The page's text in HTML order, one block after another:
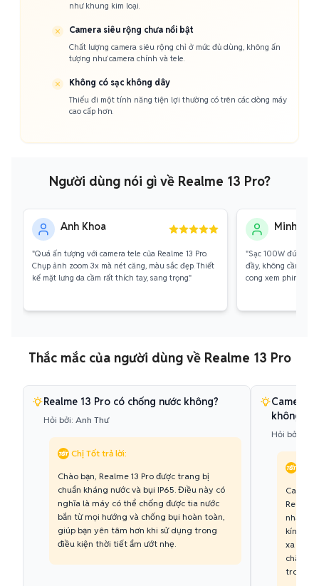
như khung kim loại.
Camera siêu rộng chưa nổi bật
Chất lượng camera siêu rộng chỉ ở mức đủ dùng, không ấn
tượng như camera chính và tele.
Không có sạc không dây
Thiếu đi một tính năng tiện lợi thường có trên các dòng máy
cao cấp hơn.
Người dùng nói gì về Realme 13 Pro?
Anh Khoa
"Quá ấn tượng với camera tele của Realme 13 Pro.
Chụp ảnh zoom 3x mà nét căng, màu sắc đẹp. Thiết
kế mặt lưng da cầm rất thích tay, sang trọng."
Minh Thư
"Sạc 100W đúng là
đầy, không cần
cong xem phim rất
Thắc mắc của người dùng về Realme 13 Pro
Realme 13 Pro có chống nước không?
Hỏi bởi: Anh Thư
Chị Tốt trả lời:
Chào bạn, Realme 13 Pro được trang bị
chuẩn kháng nước và bụi IP65. Điều này có
nghĩa là máy có thể chống được tia nước
bắn từ mọi hướng và chống bụi hoàn toàn,
giúp bạn yên tâm hơn khi sử dụng trong
điều kiện thời tiết ẩm ướt nhẹ.
Camera
không?
Hỏi bởi:
Realme
nhấn
kính
xa với
chất
trong